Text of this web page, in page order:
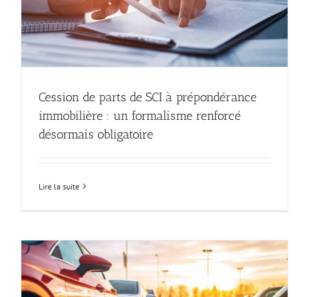
Cession de parts de SCI à prépondérance
immobilière : un formalisme renforcé
désormais obligatoire
Lire la suite